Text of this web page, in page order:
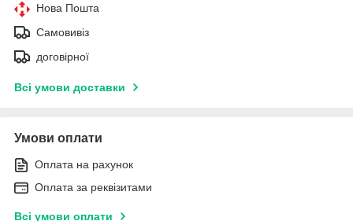
Нова Пошта
Самовивіз
договірної
Всі умови доставки
Умови оплати
Оплата на рахунок
Оплата за реквізитами
Всі умови оплати